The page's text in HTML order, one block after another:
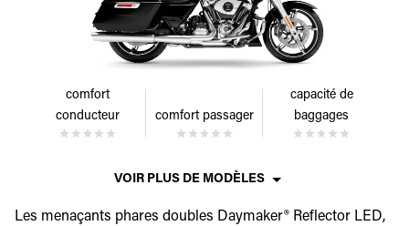
comfort
conducteur
comfort passager
capacité de
baggages
VOIR PLUS DE MODÈLES
Les menaçants phares doubles Daymaker® Reflector LED,